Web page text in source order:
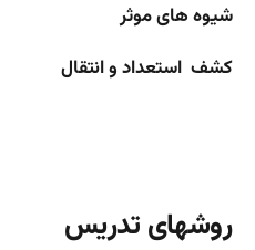
شیوه های موثر
کشف استعداد و انتقال
روشهای تدریس